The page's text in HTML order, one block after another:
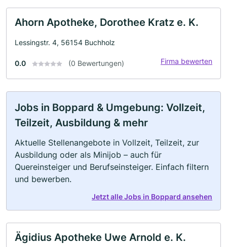
Ahorn Apotheke, Dorothee Kratz e. K.
Lessingstr. 4, 56154 Buchholz
0.0 (0 Bewertungen) Firma bewerten
Jobs in Boppard & Umgebung: Vollzeit,
Teilzeit, Ausbildung & mehr
Aktuelle Stellenangebote in Vollzeit, Teilzeit, zur
Ausbildung oder als Minijob – auch für
Quereinsteiger und Berufseinsteiger. Einfach filtern
und bewerben.
Jetzt alle Jobs in Boppard ansehen
Ägidius Apotheke Uwe Arnold e. K.